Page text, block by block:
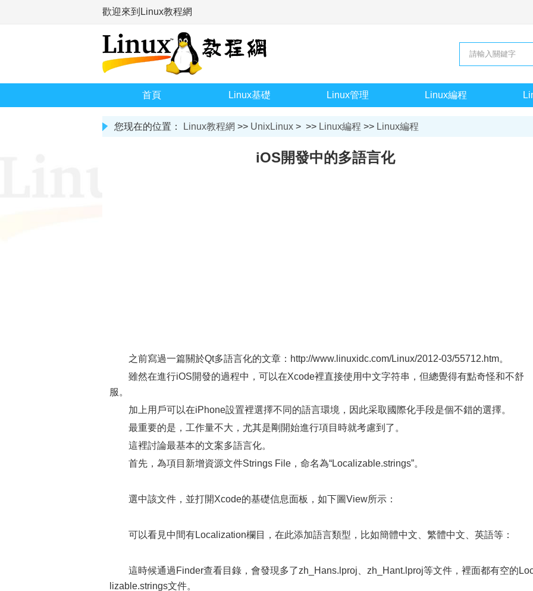
歡迎來到Linux教程網
首頁 Linux基礎 Linux管理 Linux編程
您现在的位置： Linux教程網 >> UnixLinux > >> Linux編程 >> Linux編程
iOS開發中的多語言化
之前寫過一篇關於Qt多語言化的文章：http://www.linuxidc.com/Linux/2012-03/55712.htm。
雖然在進行iOS開發的過程中，可以在Xcode裡直接使用中文字符串，但總覺得有點奇怪和不舒
服。
加上用戶可以在iPhone設置裡選擇不同的語言環境，因此采取國際化手段是個不錯的選擇。
最重要的是，工作量不大，尤其是剛開始進行項目時就考慮到了。
這裡討論最基本的文案多語言化。
首先，為項目新增資源文件Strings File，命名為“Localizable.strings”。
選中該文件，並打開Xcode的基礎信息面板，如下圖View所示：
可以看見中間有Localization欄目，在此添加語言類型，比如簡體中文、繁體中文、英語等：
這時候通過Finder查看目錄，會發現多了zh_Hans.lproj、zh_Hant.lproj等文件，裡面都有空的
lizable.strings文件。